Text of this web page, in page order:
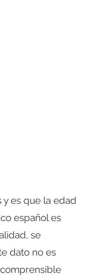
es que la edad
español es
se
dato no es